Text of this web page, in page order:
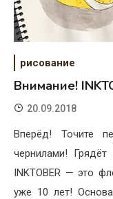
рисование
Внимание!
20.09.2018
Вперёд! Точите
чернилами!
INKTOBER — это
уже 10 лет!